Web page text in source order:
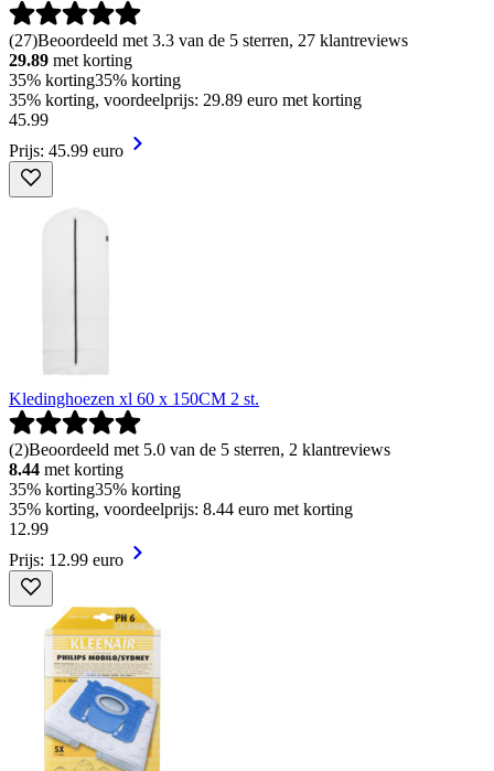
(27)Beoordeeld met 3.3 van de 5 sterren, 27 klantreviews
29.89 met korting
35% korting35% korting
35% korting, voordeelprijs: 29.89 euro met korting
45.99
Prijs: 45.99 euro
Kledinghoezen xl 60 x 150CM 2 st.
(2)Beoordeeld met 5.0 van de 5 sterren, 2 klantreviews
8.44 met korting
35% korting35% korting
35% korting, voordeelprijs: 8.44 euro met korting
12.99
Prijs: 12.99 euro